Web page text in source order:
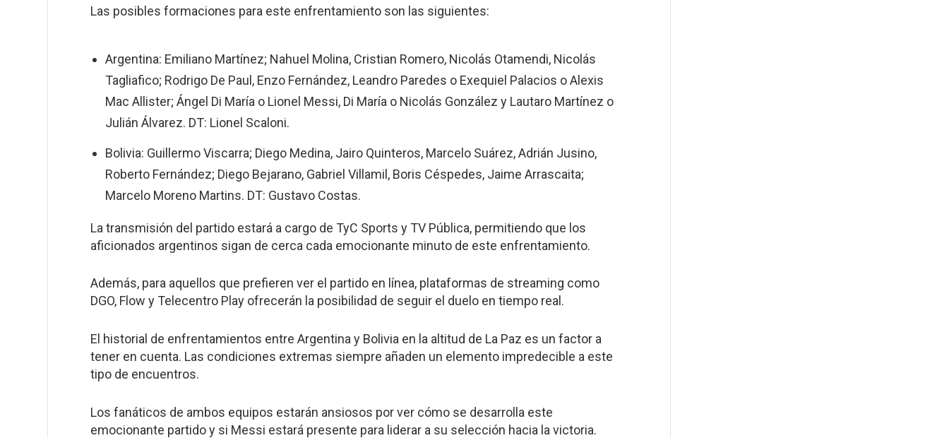
Las posibles formaciones para este enfrentamiento son las siguientes:
Argentina: Emiliano Martínez; Nahuel Molina, Cristian Romero, Nicolás Otamendi, Nicolás
Tagliafico; Rodrigo De Paul, Enzo Fernández, Leandro Paredes o Exequiel Palacios o Alexis
Mac Allister; Ángel Di María o Lionel Messi, Di María o Nicolás González y Lautaro Martínez o
Julián Álvarez. DT: Lionel Scaloni.
Bolivia: Guillermo Viscarra; Diego Medina, Jairo Quinteros, Marcelo Suárez, Adrián Jusino,
Roberto Fernández; Diego Bejarano, Gabriel Villamil, Boris Céspedes, Jaime Arrascaita;
Marcelo Moreno Martins. DT: Gustavo Costas.
La transmisión del partido estará a cargo de TyC Sports y TV Pública, permitiendo que los
aficionados argentinos sigan de cerca cada emocionante minuto de este enfrentamiento.
Además, para aquellos que prefieren ver el partido en línea, plataformas de streaming como
DGO, Flow y Telecentro Play ofrecerán la posibilidad de seguir el duelo en tiempo real.
El historial de enfrentamientos entre Argentina y Bolivia en la altitud de La Paz es un factor a
tener en cuenta. Las condiciones extremas siempre añaden un elemento impredecible a este
tipo de encuentros.
Los fanáticos de ambos equipos estarán ansiosos por ver cómo se desarrolla este
emocionante partido y si Messi estará presente para liderar a su selección hacia la victoria.